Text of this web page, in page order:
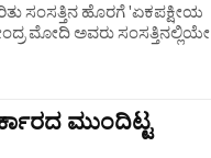
ಸಂಸತ್ತಿನ ಹೊರಗೆ 'ಏಕಪಕ್ಷೀಯ
ಮೋದಿ ಅವರು ಸಂಸತ್ತಿನಲ್ಲಿಯೇ
ಮುಂದಿಟ್ಟ